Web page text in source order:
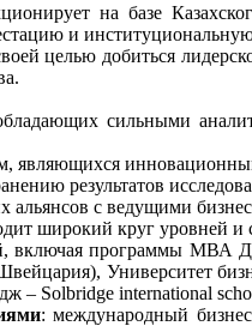
на базе
и
целью добиться
сильными
являющихся
результатов
альянсов с ведущими
широкий круг уровней и
включая программы МВА
Университет
Solbridge international
: международный